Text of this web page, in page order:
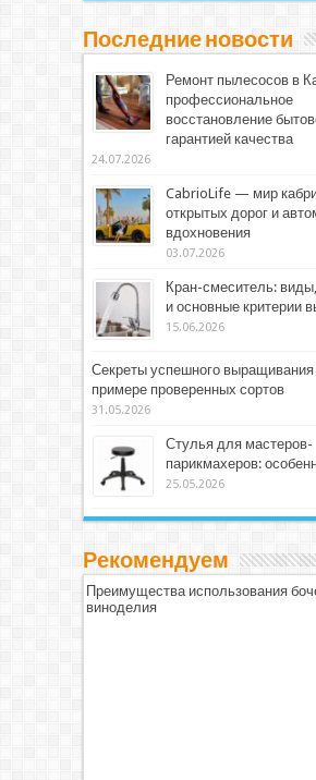
Последние новости
Ремонт пылесосов в
профессиональное
восстановление
гарантией качества
24.07.2026
CabrioLife — мир
открытых дорог и
вдохновения
03.07.2026
Кран-смеситель:
и основные критерии
15.06.2026
Секреты успешного выращивания
примере проверенных сортов
31.05.2026
Стулья для мастеров-
парикмахеров:
25.05.2026
Рекомендуем
Преимущества использования
виноделия